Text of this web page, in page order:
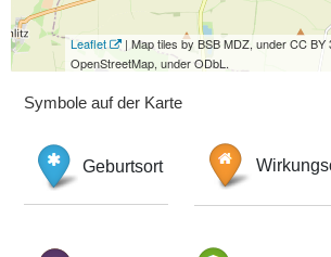
Leaflet
| Map tiles by BSB MDZ, under CC BY
OpenStreetMap, under ODbL.
Symbole auf der Karte
Geburtsort